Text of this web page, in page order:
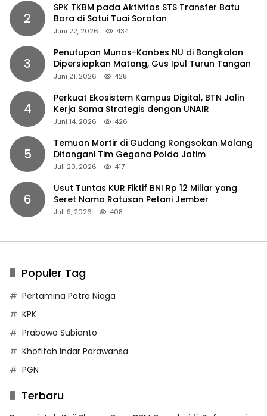
2
SPK TKBM pada Aktivitas STS Transfer Batu
Bara di Satui Tuai Sorotan
Juni 22, 2026 434
3
Penutupan Munas-Konbes NU di Bangkalan
Dipersiapkan Matang, Gus Ipul Turun Tangan
Juni 21, 2026 428
4
Perkuat Ekosistem Kampus Digital, BTN Jalin
Kerja Sama Strategis dengan UNAIR
Juni 14, 2026 426
5
Temuan Mortir di Gudang Rongsokan Malang
Ditangani Tim Gegana Polda Jatim
Juli 20, 2026 417
6
Usut Tuntas KUR Fiktif BNI Rp 12 Miliar yang
Seret Nama Ratusan Petani Jember
Juli 9, 2026 408
Populer Tag
Pertamina Patra Niaga
KPK
Prabowo Subianto
Khofifah Indar Parawansa
PGN
Terbaru